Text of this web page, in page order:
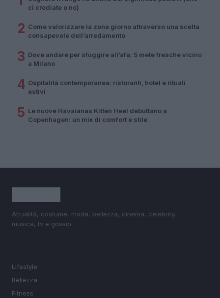
ci crediate o no)
2 Come valorizzare la zona giorno attraverso una scelta
consapevole dell’arredamento
3 Dove andare per sfuggire all’afa: 5 mete fresche vicino
a Milano
4 Ospitalità contemporanea: ristoranti, hotel e rituali
estivi
5 Le nuove Havaianas Kitten Heel debuttano a
Copenhagen: un mix di comfort e stile
Attualità, costume, moda, bellezza, cinema, celebrity,
musica, tv e gossip.
Lifestyle
Bellezza
Fitness